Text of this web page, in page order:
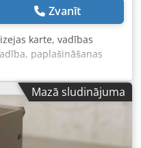
Zvanīt
karte, vadības
paplašināšanas
grupa, analogu
analog input -
ieeja / Analog Input
H Sefx Abrjkr -Skaits: 1
-Izmēri: 100/45/H135
Mazā sludinājuma